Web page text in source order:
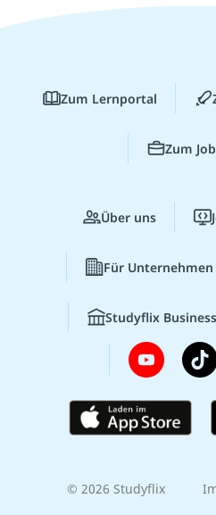
Zum Lernportal
Zum
Über uns
Für Unternehmen
Studyflix Business
© 2026 Studyflix